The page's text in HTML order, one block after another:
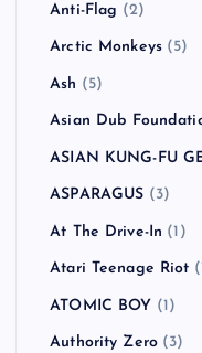
Anti-Flag (2)
Arctic Monkeys (5)
Ash (5)
Asian Dub
ASIAN KUNG-FU
ASPARAGUS (3)
At The Drive-In (1)
Atari Teenage Riot
ATOMIC BOY (1)
Authority Zero (3)